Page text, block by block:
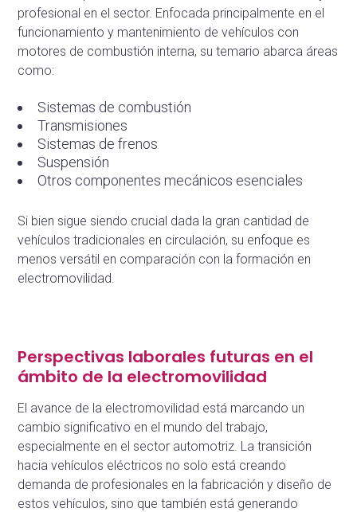
profesional en el sector. Enfocada principalmente en el
funcionamiento y mantenimiento de vehículos con
motores de combustión interna, su temario abarca áreas
como:
Sistemas de combustión
Transmisiones
Sistemas de frenos
Suspensión
Otros componentes mecánicos esenciales
Si bien sigue siendo crucial dada la gran cantidad de
vehículos tradicionales en circulación, su enfoque es
menos versátil en comparación con la formación en
electromovilidad.
Perspectivas laborales futuras en el
ámbito de la electromovilidad
El avance de la electromovilidad está marcando un
cambio significativo en el mundo del trabajo,
especialmente en el sector automotriz. La transición
hacia vehículos eléctricos no solo está creando
demanda de profesionales en la fabricación y diseño de
estos vehículos, sino que también está generando